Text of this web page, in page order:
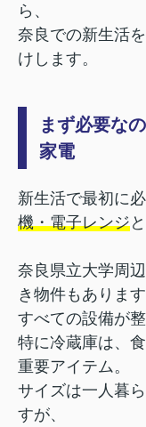
ら、
奈良での新生活
けします。
まず必要な
家電
新生活で最初に
機・電子レンジ
奈良県立大学周
き物件もあります
すべての設備が
特に冷蔵庫は、
重要アイテム。
サイズは一人暮
すが、